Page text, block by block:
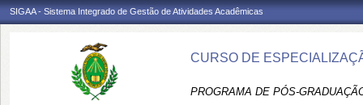
SIGAA - Sistema Integrado de Gestão de Atividades Acadêmicas
CURSO DE
PROGRAMA DE PÓS-